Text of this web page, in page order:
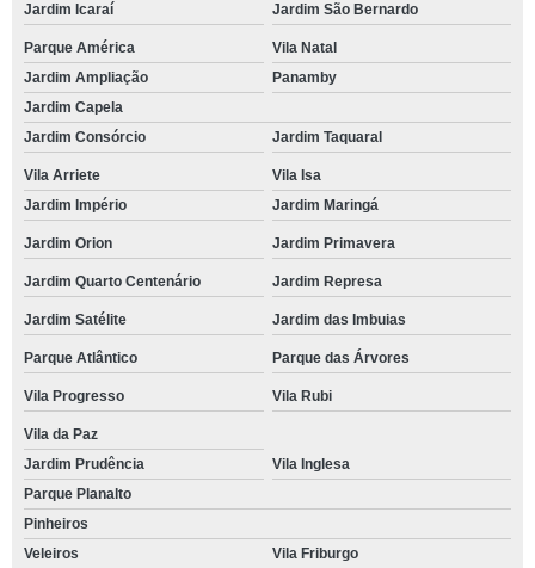
Jardim Icaraí Jardim São Bernardo
Parque América
Vila Natal
Jardim Ampliação
Panamby
Jardim Capela
Jardim Consórcio
Jardim Taquaral
Vila Arriete
Vila Isa
Jardim Império
Jardim Maringá
Jardim Orion Jardim Primavera
Jardim Quarto Centenário Jardim Represa
Jardim Satélite Jardim das Imbuias
Parque Atlântico Parque das Árvores
Vila Progresso Vila Rubi
Vila da Paz
Jardim Prudência
Vila Inglesa
Parque Planalto
Pinheiros
Veleiros
Vila Friburgo